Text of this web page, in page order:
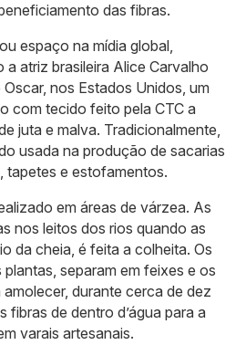
das fibras.
espaço na mídia global,
atriz brasileira Alice Carvalho
nos Estados Unidos, um
com tecido feito pela CTC a
juta e malva. Tradicionalmente,
usada na produção de sacarias
tapetes e estofamentos.
em áreas de várzea. As
nos leitos dos rios quando as
da cheia, é feita a colheita. Os
separam em feixes e os
durante cerca de dez
fibras de dentro d’água para a
varais artesanais.